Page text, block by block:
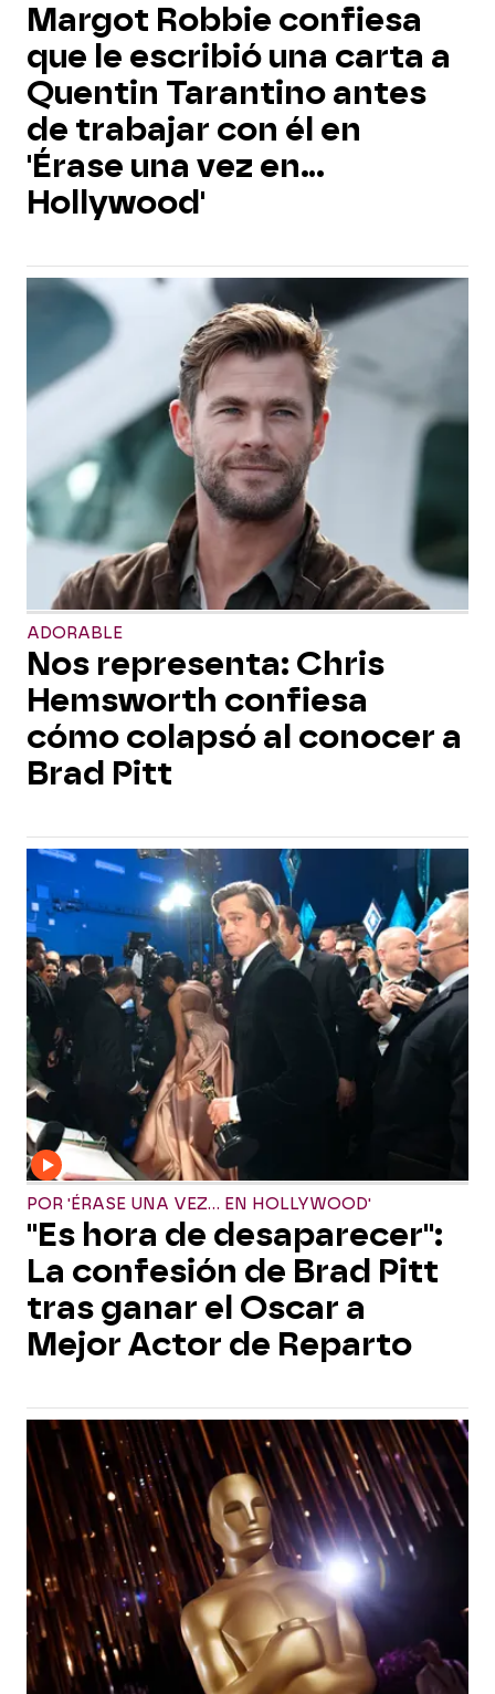
Margot Robbie confiesa
que le escribió una carta a
Quentin Tarantino antes
de trabajar con él en
'Érase una vez en...
Hollywood'
ADORABLE
Nos representa: Chris
Hemsworth confiesa
cómo colapsó al conocer a
Brad Pitt
POR 'ÉRASE UNA VEZ... EN HOLLYWOOD'
"Es hora de desaparecer":
La confesión de Brad Pitt
tras ganar el Oscar a
Mejor Actor de Reparto